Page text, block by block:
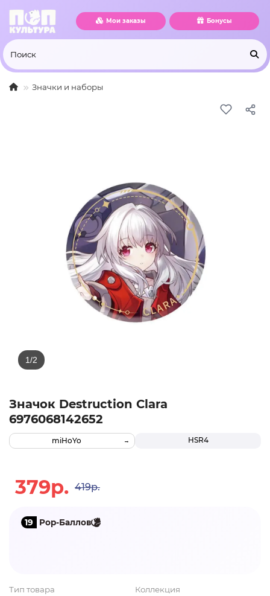
Мои заказы Бонусы
Значки и наборы
Значок Destruction Clara
6976068142652
HSR4
miHoYo
379р. 419р.
19 Pop-Баллов
Тип товара Коллекция